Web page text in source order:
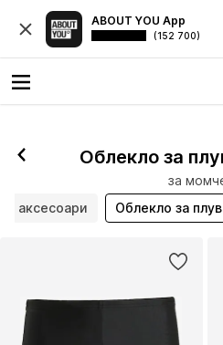
ABOUT YOU App
(152 700)
Облекло за
за
аксесоари
Облекло за